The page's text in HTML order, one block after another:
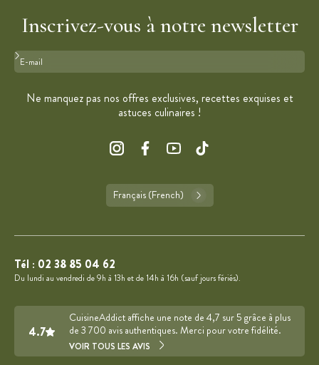
Inscrivez-vous à notre newsletter
Format : adresse@email.com
Ne manquez pas nos offres exclusives, recettes exquises et
astuces culinaires !
Français (French)
Tél : 02 38 85 04 62
Du lundi au vendredi de 9h à 13h et de 14h à 16h (sauf jours fériés).
4.7
CuisineAddict affiche une note de 4,7 sur 5 grâce à plus
de 3 700 avis authentiques. Merci pour votre fidélité.
VOIR TOUS LES AVIS